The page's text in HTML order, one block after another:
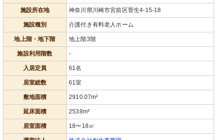
施設所在地 神奈川県川崎市宮前区菅生4-15-18
施設種別 介護付き有料老人ホーム
地上階・地下階 地上階3階
施設利用階数 -
入居定員 61名
居室総数 61室
敷地面積 2910.07m²
延床面積 2538m²
居室面積 18〜18㎡